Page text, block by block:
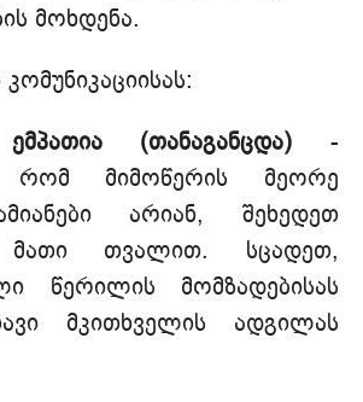
მოხდენა.
(თანაგანცდა) -
რომ მიმოწერის მეორე
არიან, შეხედეთ
მათი თვალით. სცადეთ,
წერილის მომზადებისას
მკითხველის ადგილას